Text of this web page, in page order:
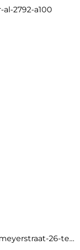
2792-a100
Bodemrapportage-eenvoudig-niemeyerstraat-26-te-hoofddorp-2025121609180147